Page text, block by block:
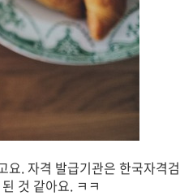
요. 자격 발급기관은 한국자격
것 같아요. ㅋㅋ